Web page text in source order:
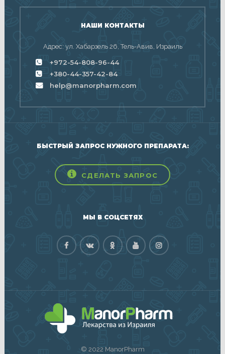
НАШИ КОНТАКТЫ
Адрес: ул. Хабарзель 26, Тель-Авив, Израиль
+972-54-808-96-44
+380-44-357-42-84
help@manorpharm.com
БЫСТРЫЙ ЗАПРОС НУЖНОГО ПРЕПАРАТА:
СДЕЛАТЬ ЗАПРОС
МЫ В СОЦСЕТЯХ
© 2022 ManorPharm